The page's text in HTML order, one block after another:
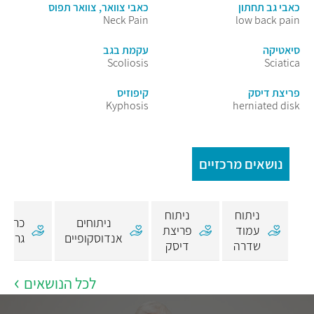
כאבי גב תחתון
low back pain
כאבי צוואר, צוואר תפוס
Neck Pain
סיאטיקה
Sciatica
עקמת בגב
Scoliosis
פריצת דיסק
herniated disk
קיפוזיס
Kyphosis
נושאים מרכזיים
ניתוח
עמוד
שדרה
ניתוח
פריצת
דיסק
ניתוחים
אנדוסקופיים
לכל הנושאים